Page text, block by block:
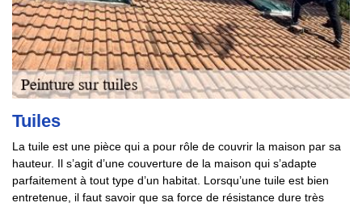
Tuiles
La tuile est une pièce qui a pour rôle de couvrir la maison par sa
hauteur. Il s’agit d’une couverture de la maison qui s’adapte
parfaitement à tout type d’un habitat. Lorsqu’une tuile est bien
entretenue, il faut savoir que sa force de résistance dure très